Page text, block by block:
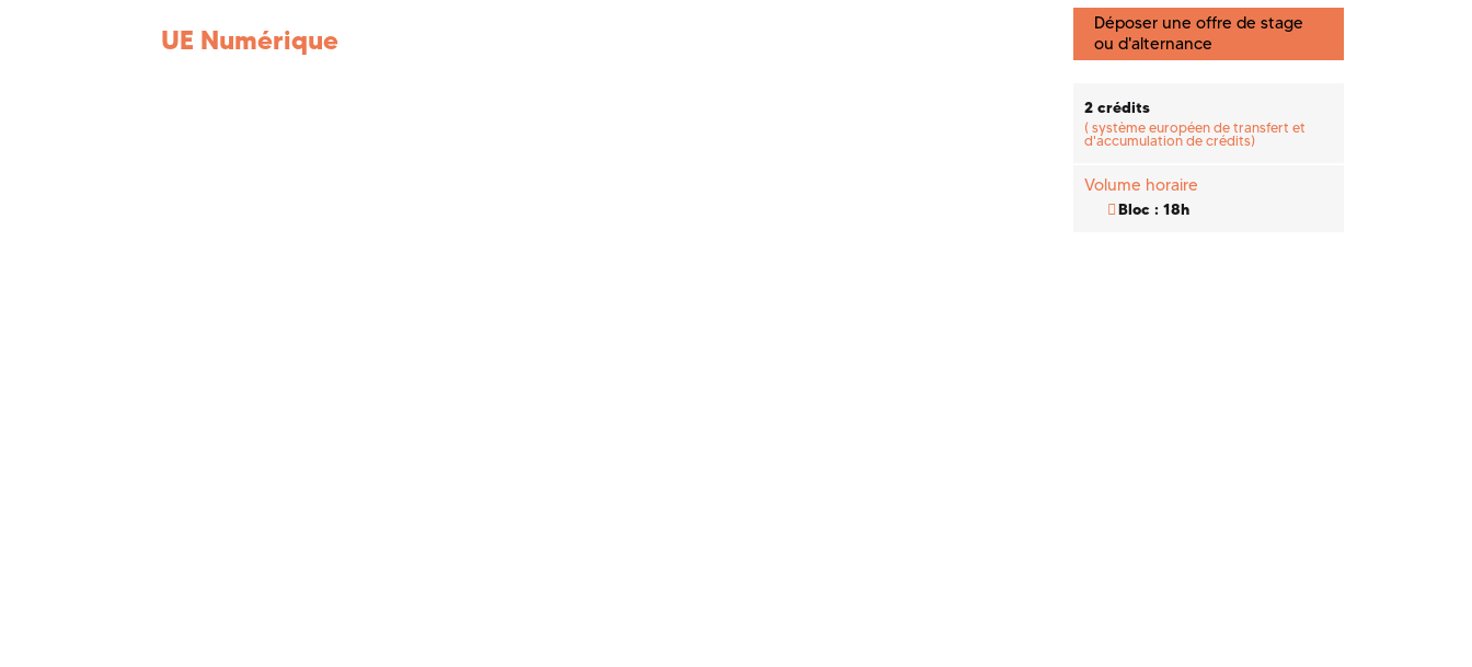
UE Numérique
Déposer une offre de stage
ou d'alternance
2 crédits
( système européen de transfert et
d'accumulation de crédits)
Volume horaire
Bloc : 18h